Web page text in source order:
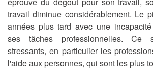
travail diminue considérablement. Le
années plus tard avec une
ses tâches professionnelles. Ce
stressants, en particulier les
l'aide aux personnes, qui sont les plus